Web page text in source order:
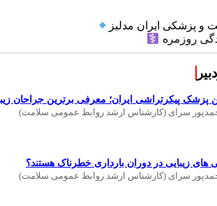
و پزشکی ایران مدلبز
سرای (کارشناس ارشد روابط عمومی سلامت)
های زیبایی در دوران بارداری خطرناک هستند؟
سرای (کارشناس ارشد روابط عمومی سلامت)